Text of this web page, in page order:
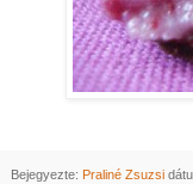
Bejegyezte: Praliné Zsuzsi